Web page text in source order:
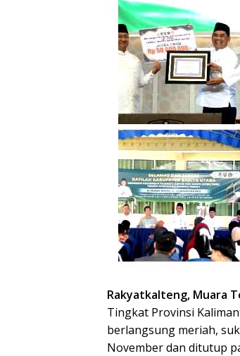
Rakyatkalteng, Muara
Tingkat Provinsi
berlangsung meriah,
November dan ditutup